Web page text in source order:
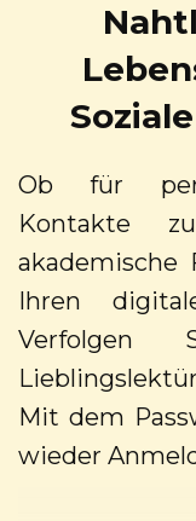
Ob für
Kontakte
akademische
Ihren
Verfolgen
Mit dem
wieder